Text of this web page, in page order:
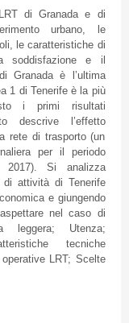
di Granada e di
urbano, le
le caratteristiche di
soddisfazione e il
Granada è l’ultima
1 di Tenerife è la più
i primi risultati
descrive l’effetto
rete di trasporto (un
per il periodo
2017). Si analizza
di attività di Tenerife
e giungendo
nel caso di
leggera; Utenza;
tecniche
LRT; Scelte